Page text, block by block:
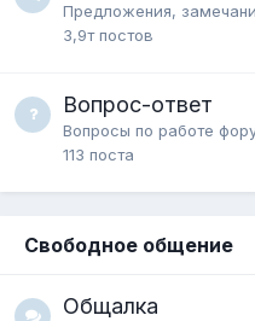
Предложения,
3,9т постов
Вопрос-ответ
Вопросы по работе
113 поста
Свободное общение
Общалка